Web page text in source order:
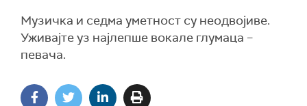
Музичка и седма уметност су неодвојиве.
Уживајте уз најлепше вокале глумаца –
певача.